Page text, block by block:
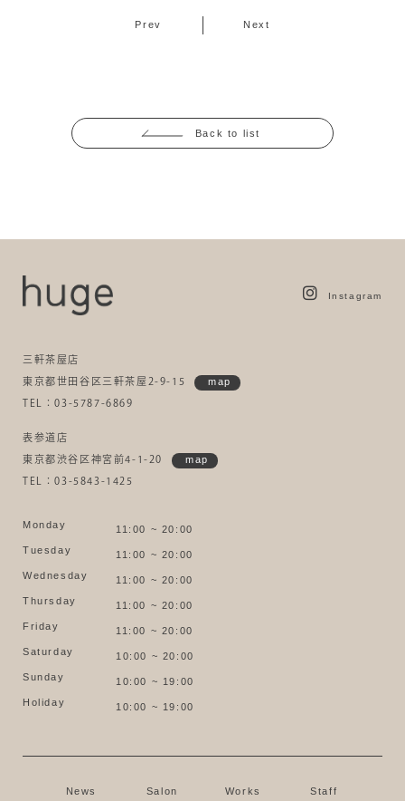
Prev Next
Back to list
Instagram
三軒茶屋店
東京都世田谷区三軒茶屋2-9-15 map
TEL：03-5787-6869
表参道店
東京都渋谷区神宮前4-1-20 map
TEL：03-5843-1425
Monday
11:00 ~ 20:00
Tuesday
11:00 ~ 20:00
Wednesday
11:00 ~ 20:00
Thursday
11:00 ~ 20:00
Friday
11:00 ~ 20:00
Saturday
10:00 ~ 20:00
Sunday
10:00 ~ 19:00
Holiday
10:00 ~ 19:00
News Salon Works Staff